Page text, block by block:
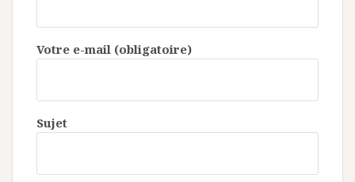
Votre e-mail (obligatoire)
Sujet